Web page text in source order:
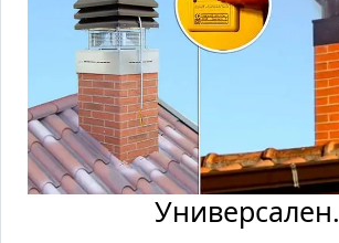
Универсален.